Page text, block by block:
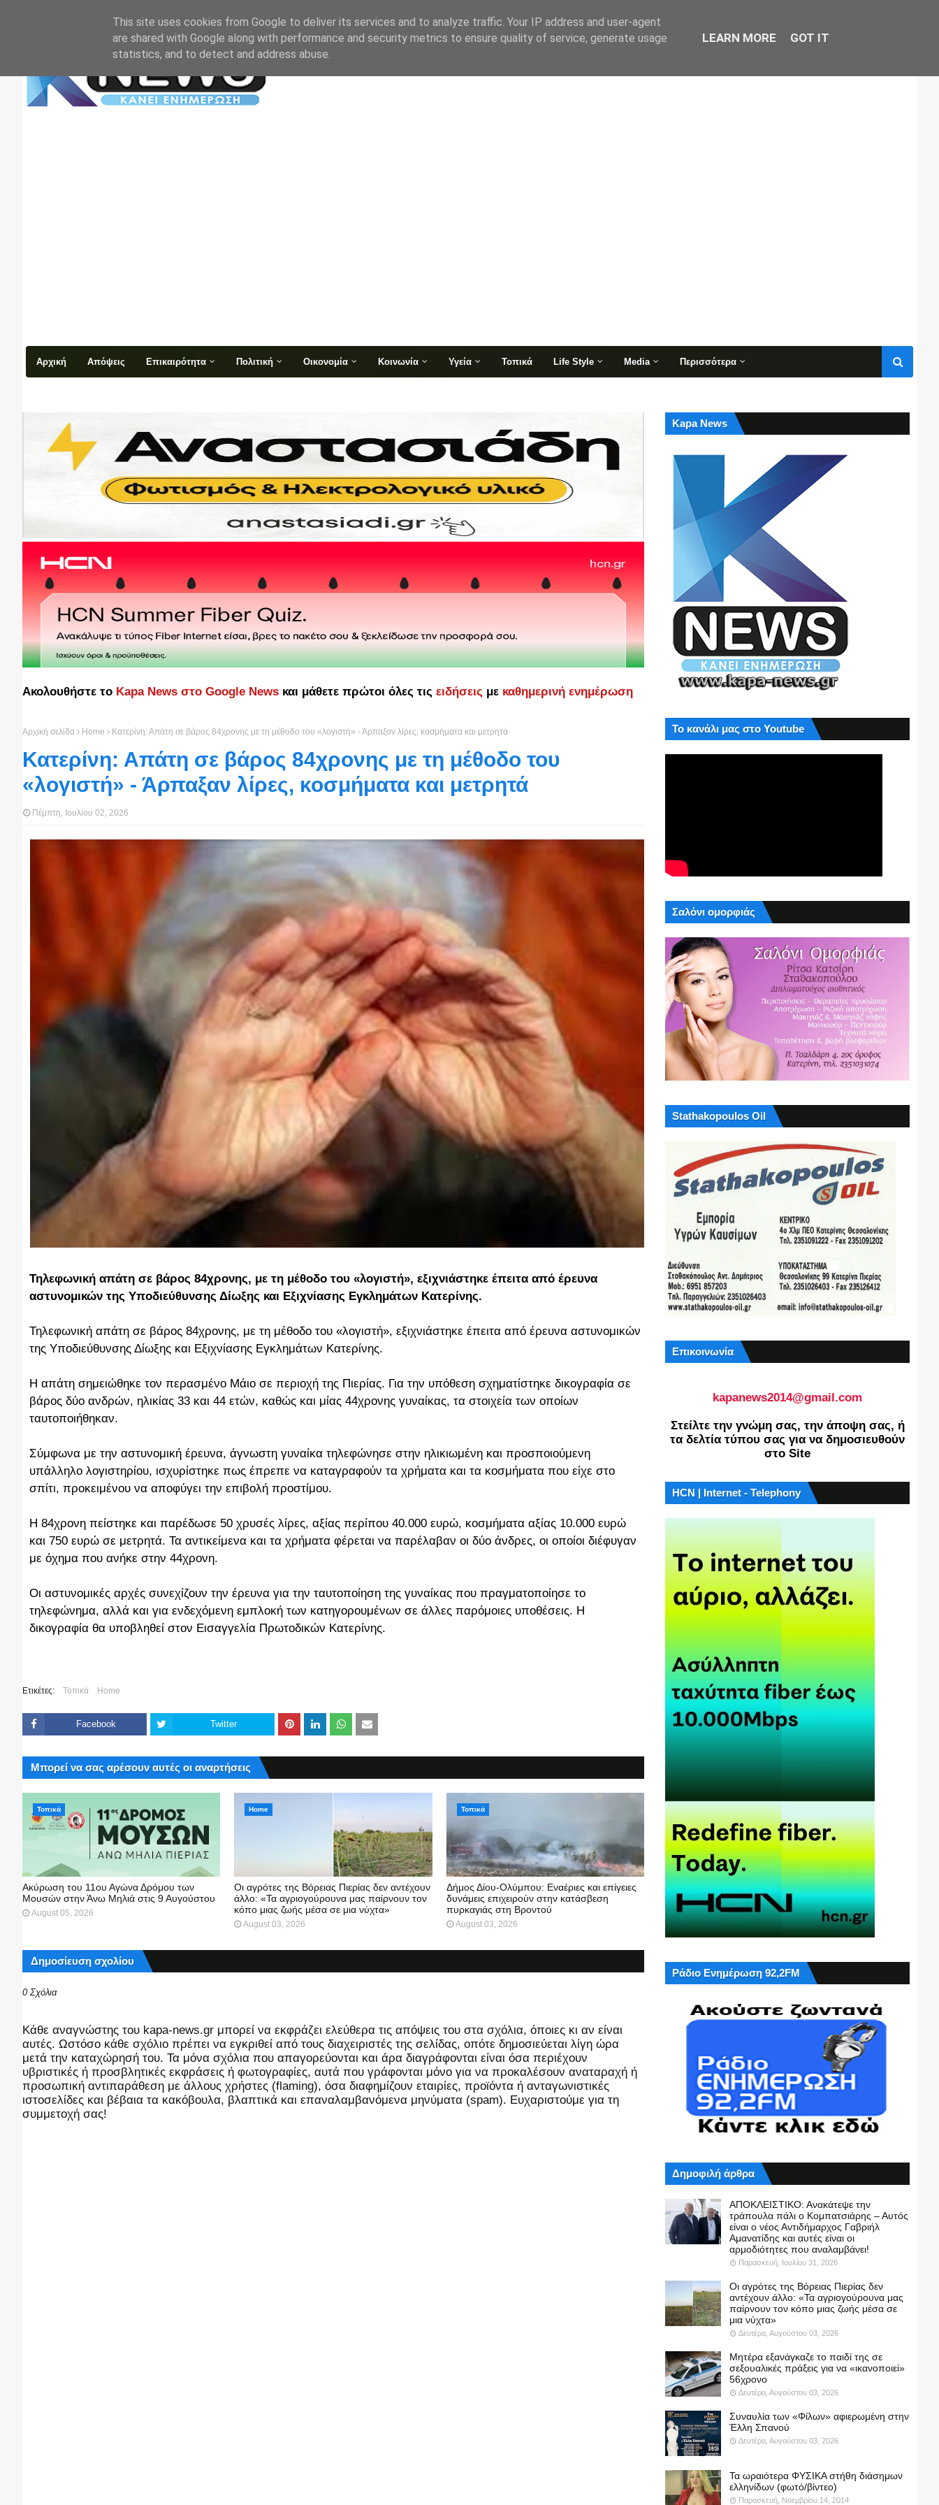
Αρχική Απόψεις Επικαιρότητα Πολιτική Οικονομία Κοινωνία Υγεία Τοπικά Life Style Media Περισσότερα
Ακολουθήστε το Kapa News στο Google News και μάθετε πρώτοι όλες τις ειδήσεις με καθημερινή ενημέρωση
Αρχική σελίδα Home Κατερίνη: Απάτη σε βάρος 84χρονης με τη μέθοδο του «λογιστή» - Άρπαξαν λίρες, κοσμήματα και μετρητά
Κατερίνη: Απάτη σε βάρος 84χρονης με τη μέθοδο του
«λογιστή» - Άρπαξαν λίρες, κοσμήματα και μετρητά
Πέμπτη, Ιουλίου 02, 2026
Τηλεφωνική απάτη σε βάρος 84χρονης, με τη μέθοδο του «λογιστή», εξιχνιάστηκε έπειτα από έρευνα
αστυνομικών της Υποδιεύθυνσης Δίωξης και Εξιχνίασης Εγκλημάτων Κατερίνης.
Τηλεφωνική απάτη σε βάρος 84χρονης, με τη μέθοδο του «λογιστή», εξιχνιάστηκε έπειτα από έρευνα αστυνομικών
της Υποδιεύθυνσης Δίωξης και Εξιχνίασης Εγκλημάτων Κατερίνης.
Η απάτη σημειώθηκε τον περασμένο Μάιο σε περιοχή της Πιερίας. Για την υπόθεση σχηματίστηκε δικογραφία σε
βάρος δύο ανδρών, ηλικίας 33 και 44 ετών, καθώς και μίας 44χρονης γυναίκας, τα στοιχεία των οποίων
ταυτοποιήθηκαν.
Σύμφωνα με την αστυνομική έρευνα, άγνωστη γυναίκα τηλεφώνησε στην ηλικιωμένη και προσποιούμενη
υπάλληλο λογιστηρίου, ισχυρίστηκε πως έπρεπε να καταγραφούν τα χρήματα και τα κοσμήματα που είχε στο
σπίτι, προκειμένου να αποφύγει την επιβολή προστίμου.
Η 84χρονη πείστηκε και παρέδωσε 50 χρυσές λίρες, αξίας περίπου 40.000 ευρώ, κοσμήματα αξίας 10.000 ευρώ
και 750 ευρώ σε μετρητά. Τα αντικείμενα και τα χρήματα φέρεται να παρέλαβαν οι δύο άνδρες, οι οποίοι διέφυγαν
με όχημα που ανήκε στην 44χρονη.
Οι αστυνομικές αρχές συνεχίζουν την έρευνα για την ταυτοποίηση της γυναίκας που πραγματοποίησε το
τηλεφώνημα, αλλά και για ενδεχόμενη εμπλοκή των κατηγορουμένων σε άλλες παρόμοιες υποθέσεις. Η
δικογραφία θα υποβληθεί στον Εισαγγελία Πρωτοδικών Κατερίνης.
Ετικέτες: Τοπικά Home
Facebook Twitter
Μπορεί να σας αρέσουν αυτές οι αναρτήσεις
Τοπικά
Ακύρωση του 11ου Αγώνα Δρόμου των
Μουσών στην Άνω Μηλιά στις 9 Αυγούστου
August 05, 2026
Home
Οι αγρότες της Βόρειας Πιερίας δεν αντέχουν
άλλο: «Τα αγριογούρουνα μας παίρνουν τον
κόπο μιας ζωής μέσα σε μια νύχτα»
August 03, 2026
Τοπικά
Δήμος Δίου-Ολύμπου: Εναέριες και επίγειες
δυνάμεις επιχειρούν στην κατάσβεση
πυρκαγιάς στη Βροντού
August 03, 2026
Δημοσίευση σχολίου
0 Σχόλια
Kάθε αναγνώστης του kapa-news.gr μπορεί να εκφράζει ελεύθερα τις απόψεις του στα σχόλια, όποιες κι αν είναι
αυτές. Ωστόσο κάθε σχόλιο πρέπει να εγκριθεί από τους διαχειριστές της σελίδας, οπότε δημοσιεύεται λίγη ώρα
μετά την καταχώρησή του. Τα μόνα σχόλια που απαγορεύονται και άρα διαγράφονται είναι όσα περιέχουν
υβριστικές ή προσβλητικές εκφράσεις ή φωτογραφίες, αυτά που γράφονται μόνο για να προκαλέσουν αναταραχή ή
προσωπική αντιπαράθεση με άλλους χρήστες (flaming), όσα διαφημίζουν εταιρίες, προϊόντα ή ανταγωνιστικές
ιστοσελίδες και βέβαια τα κακόβουλα, βλαπτικά και επαναλαμβανόμενα μηνύματα (spam). Ευχαριστούμε για τη
συμμετοχή σας!
Kapa News
Το κανάλι μας στο Youtube
Σαλόνι ομορφιάς
Stathakopoulos Oil
Επικοινωνία
kapanews2014@gmail.com
Στείλτε την γνώμη σας, την άποψη σας, ή
τα δελτία τύπου σας για να δημοσιευθούν
στο Site
HCN | Internet - Telephony
Ράδιο Ενημέρωση 92,2FM
Δημοφιλή άρθρα
ΑΠΟΚΛΕΙΣΤΙΚΟ: Ανακάτεψε την
τράπουλα πάλι ο Κομπατσιάρης – Αυτός
είναι ο νέος Αντιδήμαρχος Γαβριήλ
Αμανατίδης και αυτές είναι οι
αρμοδιότητες που αναλαμβάνει!
Παρασκευή, Ιουλίου 31, 2026
Οι αγρότες της Βόρειας Πιερίας δεν
αντέχουν άλλο: «Τα αγριογούρουνα μας
παίρνουν τον κόπο μιας ζωής μέσα σε
μια νύχτα»
Δευτέρα, Αυγούστου 03, 2026
Μητέρα εξανάγκαζε το παιδί της σε
σεξουαλικές πράξεις για να «ικανοποιεί»
56χρονο
Δευτέρα, Αυγούστου 03, 2026
Συναυλία των «Φίλων» αφιερωμένη στην
Έλλη Σπανού
Δευτέρα, Αυγούστου 03, 2026
Τα ωραιότερα ΦΥΣΙΚΑ στήθη διάσημων
ελληνίδων (φωτό/βίντεο)
Παρασκευή, Νοεμβρίου 14, 2014
This site uses cookies from Google to deliver its services and to analyze traffic. Your IP address and user-agent
are shared with Google along with performance and security metrics to ensure quality of service, generate usage
statistics, and to detect and address abuse.
LEARN MORE GOT IT